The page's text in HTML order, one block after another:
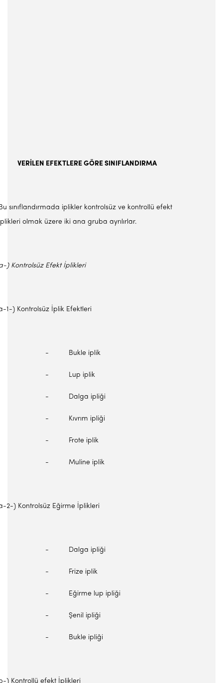
VERİLEN EFEKTLERE GÖRE SINIFLANDIRMA
sınıflandırmada iplikler kontrolsüz ve kontrollü efekt
olmak üzere iki ana gruba ayrılırlar.
) Kontrolsüz Efekt İplikleri
1-) Kontrolsüz İplik Efektleri
- Bukle iplik
- Lup iplik
- Dalga ipliği
- Kıvrım ipliği
- Frote iplik
- Muline iplik
2-) Kontrolsüz Eğirme İplikleri
- Dalga ipliği
- Frize iplik
- Eğirme lup ipliği
- Şenil ipliği
- Bukle ipliği
) Kontrollü efekt İplikleri